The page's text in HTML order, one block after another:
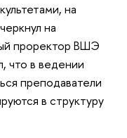
на
на
проректор ВШЭ
что в ведении
преподаватели
в структуру